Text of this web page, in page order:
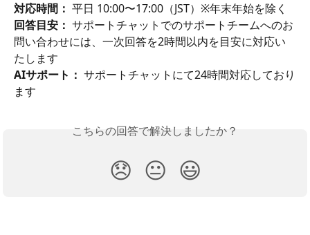
対応時間： 平日 10:00〜17:00（JST）※年末年始を除く
回答目安： サポートチャットでのサポートチームへのお
問い合わせには、一次回答を2時間以内を目安に対応い
たします
AIサポート： サポートチャットにて24時間対応しており
ます
こちらの回答で解決しましたか？
😞 😐 😃